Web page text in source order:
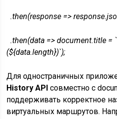
.then(response =>
.then(data => document.title =
(${data.length})`);
Для одностраничных
History API совместно с
поддерживать корректное
виртуальных маршрутов.